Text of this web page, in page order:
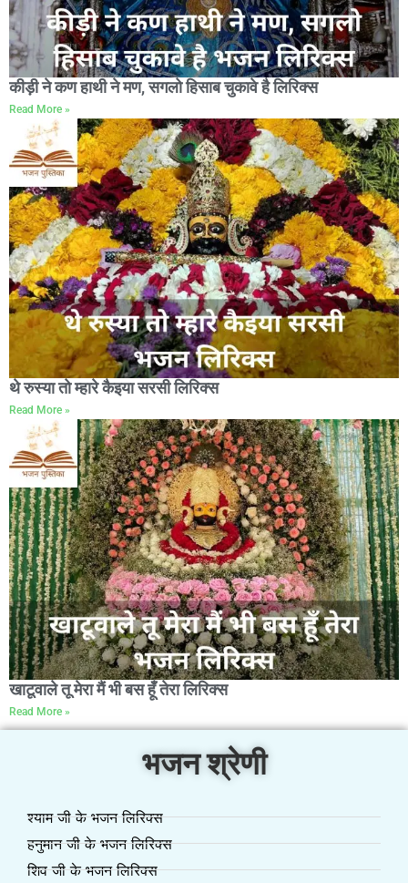
कीड़ी ने कण हाथी ने मण, सगलो हिसाब चुकावे है लिरिक्स
Read More »
थे रुस्या तो म्हारे कैइया सरसी लिरिक्स
Read More »
खाटूवाले तू मेरा मैं भी बस हूँ तेरा लिरिक्स
Read More »
भजन श्रेणी
श्याम जी के भजन लिरिक्स
हनुमान जी के भजन लिरिक्स
शिव जी के भजन लिरिक्स